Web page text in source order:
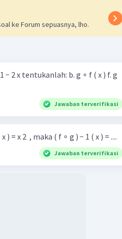
ke Forum sepuasnya, lho.
b. g ∘ f ( x ) f. g
Jawaban terverifikasi
) = x 2 ​ , maka ( f ∘ g ) − 1 ( x ) = ....
Jawaban terverifikasi